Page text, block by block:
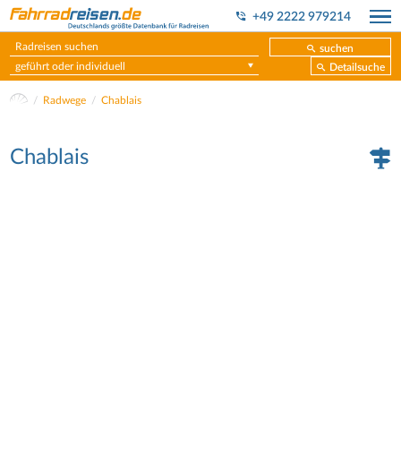
+49 2222 979214
suchen
geführt oder individuell
Detailsuche
Radwege Chablais
Chablais